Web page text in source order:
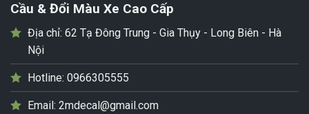
Cầu & Đổi Màu Xe Cao Cấp
Địa chỉ: 62 Tạ Đông Trung - Gia Thụy - Long Biên - Hà
Nội
Hotline: 0966305555
Email: 2mdecal@gmail.com